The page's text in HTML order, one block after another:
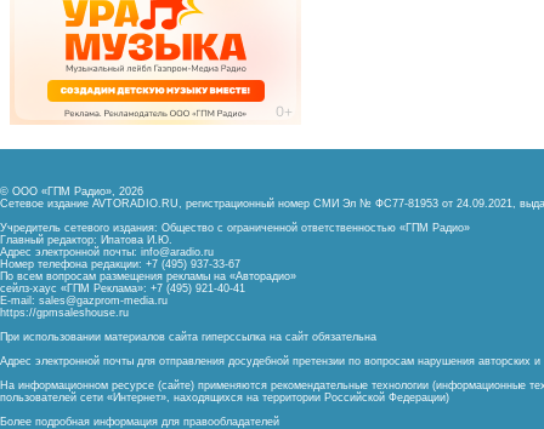
© ООО «ГПМ Радио», 2026
Сетевое издание AVTORADIO.RU, регистрационный номер СМИ Эл № ФС77-81953 от 24.09.2021,
Учредитель сетевого издания: Общество с ограниченной ответственностью «ГПМ Радио»
Главный редактор: Ипатова И.Ю.
Адрес электронной почты: info@aradio.ru
Номер телефона редакции: +7 (495) 937-33-67
По всем вопросам размещения рекламы на «Авторадио»
сейлз-хаус «ГПМ Реклама»: +7 (495) 921-40-41
E-mail: sales@gazprom-media.ru
https://gpmsaleshouse.ru
При использовании материалов сайта гиперссылка на сайт обязательна
Адрес электронной почты для отправления досудебной претензии по вопросам нарушения авторских
На информационном ресурсе (сайте) применяются рекомендательные технологии (информационные
пользователей сети «Интернет», находящихся на территории Российской Федерации)
Более подробная информация для правообладателей